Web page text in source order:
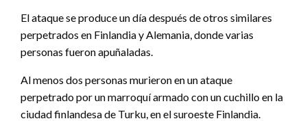
El ataque se produce un día después de otros similares
perpetrados en Finlandia y Alemania, donde varias
personas fueron apuñaladas.
Al menos dos personas murieron en un ataque
perpetrado por un marroquí armado con un cuchillo en la
ciudad finlandesa de Turku, en el suroeste Finlandia.